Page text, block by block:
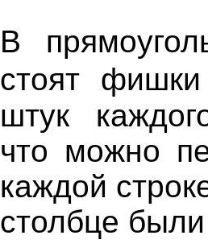
В
стоят
штук
что можно
каждой
столбце